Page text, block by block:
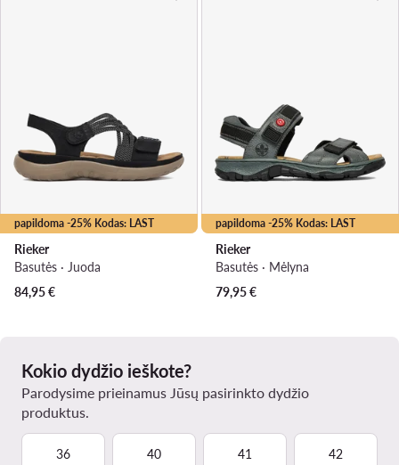
papildoma -25% Kodas: LAST
Rieker
Basutės · Juoda
84,95€
papildoma -25% Kodas: LAST
Rieker
Basutės · Mėlyna
79,95€
Kokio dydžio ieškote?
Parodysime prieinamus Jūsų pasirinkto dydžio
produktus.
36 40 41 42